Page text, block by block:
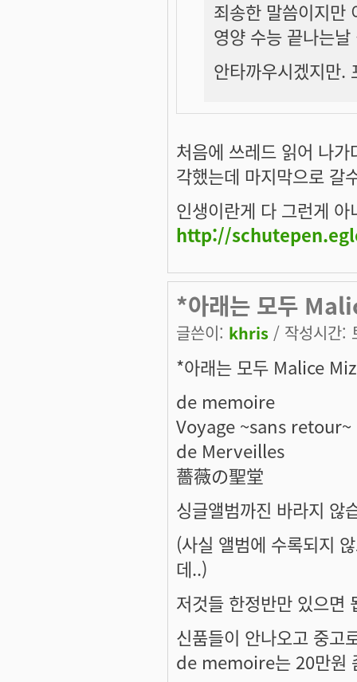
죄송한 말씀이지만
영양 수능 끝나는
안타까우시겠지만
처음에 쓰레드 읽어 나
각했는데 마지막으로
인생이란게 다 그런게
http://
*아래는 모두
글쓴이: khris / 작성시간:
*아래는 모두 Malice
de memoire
Voyage ~sans retour~
de Merveilles
薔薇の聖堂
싱글앨범까진 바라지 않
(사실 앨범에 수록되지
데..)
저것들 한정반만 있으면
신품들이 안나오고 중고
de memoire는 20만원